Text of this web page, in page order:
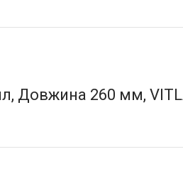
Довжина 260 мм,